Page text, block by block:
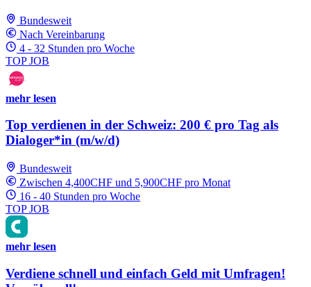
Bundesweit
Nach Vereinbarung
4 - 32 Stunden pro Woche
TOP JOB
mehr lesen
Top verdienen in der Schweiz: 200 € pro Tag als
Dialoger*in (m/w/d)
Bundesweit
Zwischen 4,400CHF und 5,900CHF pro Monat
16 - 40 Stunden pro Woche
TOP JOB
mehr lesen
Verdiene schnell und einfach Geld mit Umfragen!